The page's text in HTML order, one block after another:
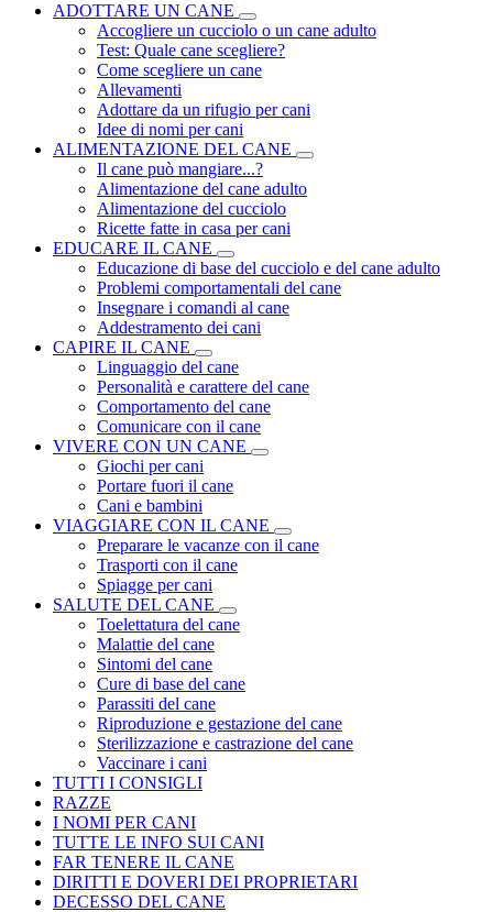
ADOTTARE UN CANE
Accogliere un cucciolo o un cane adulto
Test: Quale cane scegliere?
Come scegliere un cane
Allevamenti
Adottare da un rifugio per cani
Idee di nomi per cani
ALIMENTAZIONE DEL CANE
Il cane può mangiare...?
Alimentazione del cane adulto
Alimentazione del cucciolo
Ricette fatte in casa per cani
EDUCARE IL CANE
Educazione di base del cucciolo e del cane adulto
Problemi comportamentali del cane
Insegnare i comandi al cane
Addestramento dei cani
CAPIRE IL CANE
Linguaggio del cane
Personalità e carattere del cane
Comportamento del cane
Comunicare con il cane
VIVERE CON UN CANE
Giochi per cani
Portare fuori il cane
Cani e bambini
VIAGGIARE CON IL CANE
Preparare le vacanze con il cane
Trasporti con il cane
Spiagge per cani
SALUTE DEL CANE
Toelettatura del cane
Malattie del cane
Sintomi del cane
Cure di base del cane
Parassiti del cane
Riproduzione e gestazione del cane
Sterilizzazione e castrazione del cane
Vaccinare i cani
TUTTI I CONSIGLI
RAZZE
I NOMI PER CANI
TUTTE LE INFO SUI CANI
FAR TENERE IL CANE
DIRITTI E DOVERI DEI PROPRIETARI
DECESSO DEL CANE